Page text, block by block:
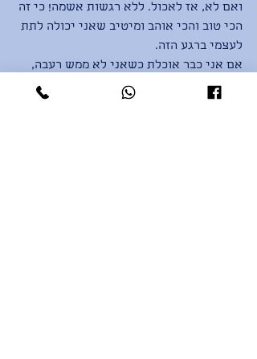
ואם לא, אז לאכול. ללא רגשות אשמה! כי זה
הכי טוב והכי אוהב ומיטיב שאני יכולה לתת
לעצמי ברגע הזה.
אם אני כבר אוכלת כשאני לא ממש רעבה,
או אוכלת משהו שאני יודעת שלא הכי ייטיב